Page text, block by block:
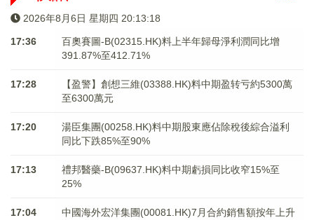
2026年8月6日 星期四 20:13:18
17:36
百奧賽圖-B(02315.HK)料上半年歸母淨利潤同比增
391.87%至412.71%
17:28
【盈警】創想三維(03388.HK)料中期盈转亏約5300萬
至6300萬元
17:20
湯臣集團(00258.HK)料中期股東應佔除稅後綜合溢利
同比下跌85%至90%
17:13
禮邦醫藥-B(09637.HK)料中期虧損同比收窄15%至
25%
17:04
中國海外宏洋集團(00081.HK)7月合約銷售額按年上升